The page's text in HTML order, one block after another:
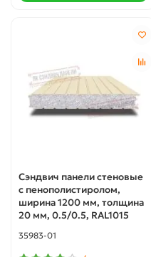
Сэндвич панели стеновые
с пенополистиролом,
ширина 1200 мм, толщина
20 мм, 0.5/0.5, RAL1015
35983-01